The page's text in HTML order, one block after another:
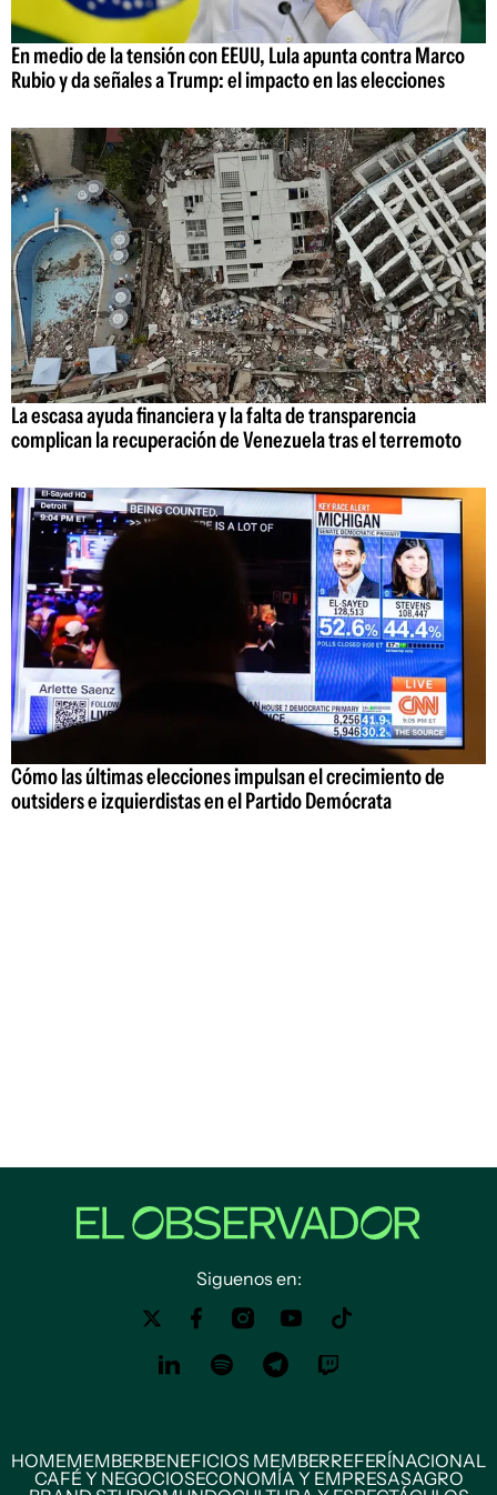
En medio de la tensión con EEUU, Lula apunta contra Marco
Rubio y da señales a Trump: el impacto en las elecciones
La escasa ayuda financiera y la falta de transparencia
complican la recuperación de Venezuela tras el terremoto
Cómo las últimas elecciones impulsan el crecimiento de
outsiders e izquierdistas en el Partido Demócrata
Siguenos en:
HOMEMEMBERBENEFICIOS MEMBERREFERÍNACIONAL
CAFÉ Y NEGOCIOSECONOMÍA Y EMPRESASAGRO